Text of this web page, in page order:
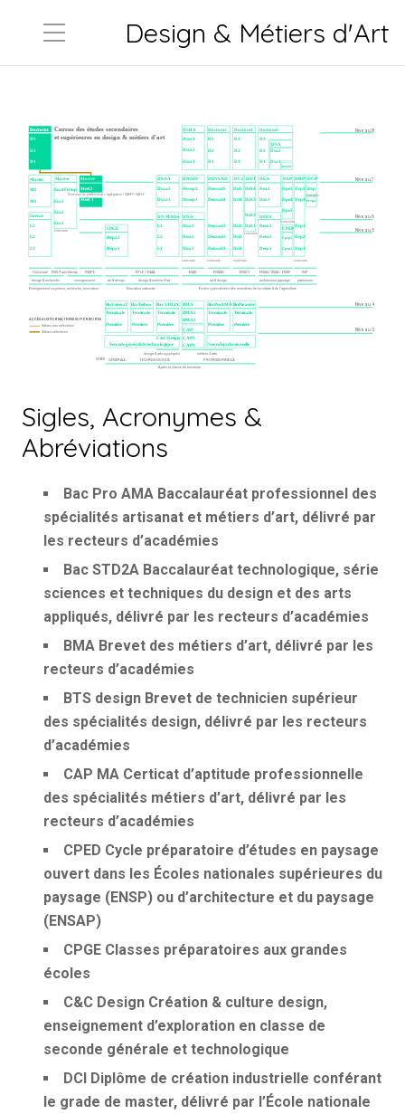
Design & Métiers d'Art
Sigles, Acronymes &
Abréviations
Bac Pro AMA Baccalauréat professionnel des
spécialités artisanat et métiers d’art, délivré par
les recteurs d’académies
Bac STD2A Baccalauréat technologique, série
sciences et techniques du design et des arts
appliqués, délivré par les recteurs d’académies
BMA Brevet des métiers d’art, délivré par les
recteurs d’académies
BTS design Brevet de technicien supérieur
des spécialités design, délivré par les recteurs
d’académies
CAP MA Certicat d’aptitude professionnelle
des spécialités métiers d’art, délivré par les
recteurs d’académies
CPED Cycle préparatoire d’études en paysage
ouvert dans les Écoles nationales supérieures du
paysage (ENSP) ou d’architecture et du paysage
(ENSAP)
CPGE Classes préparatoires aux grandes
écoles
C&C Design Création & culture design,
enseignement d’exploration en classe de
seconde générale et technologique
DCI Diplôme de création industrielle conférant
le grade de master, délivré par l’École nationale